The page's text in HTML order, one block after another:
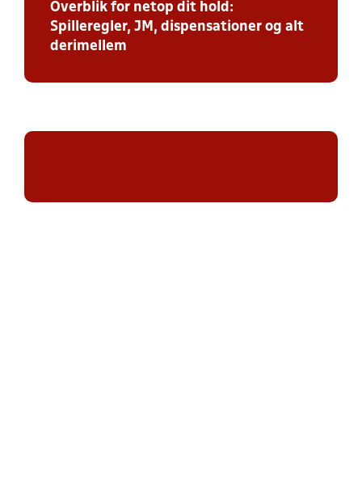
Overblik for netop dit hold:
Spilleregler, JM, dispensationer og alt
derimellem